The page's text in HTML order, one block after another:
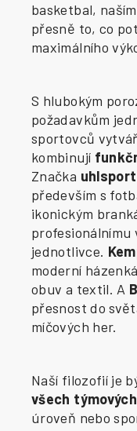
basketbal,
přesně to, co
maximálního
S hlubokým
požadavkům
sportovců
kombinují
Značka uhlsport
především s
ikonickým
profesionálnímu
jednotlivce.
moderní
obuv a textil. A
přesnost do
míčových her.
Naší filozofií je
všech
úroveň nebo